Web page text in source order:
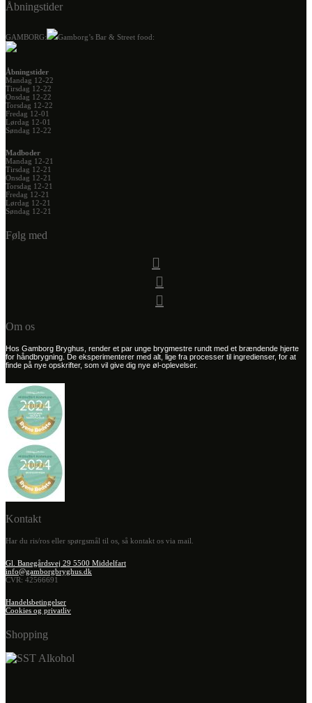
Åbningstider
GAMBORG: Gamborg’s Bar & Street food:
Åbningstider
Mandag 12-22
Tirsdag 12-22
Onsdag 12-22
Torsdag 12-22
Fredag 12-01
Lørdag 12-01
Søndag 12-22
Madboder
Mandag 12-21
Tirsdag 12-21
Onsdag 12-21
Torsdag 12-21
Fredag 12-21
Lørdag 12-21
Søndag 12-21
Følg med
Om os
Hos Gamborg Bryghus, render et par unge brygmestre rundt med et brændende hjerte
for håndbrygning. De eksperimenterer med alt, lige fra processer til ingredienser, for at
finde på nye opskrifter, som vil give dig nye øl-oplevelser.
Kontakt
Har du ris/ros eller spørgsmål til os, så kontakt os via mail.
Gl. Banegårdsvej 29 5500 Middelfart
info@gamborgbryghus.dk
CVR: 42566691
Handelsbetingelser
Cookies og privatliv
Shopping